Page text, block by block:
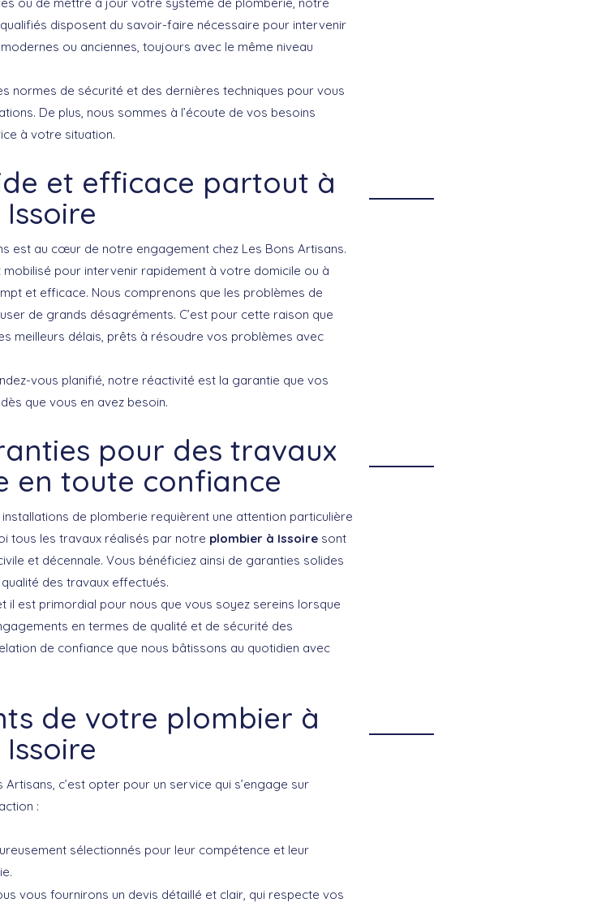
disposent du savoir-faire nécessaire pour intervenir
ou anciennes, toujours avec le même niveau
normes de sécurité et des dernières techniques pour vous
De plus, nous sommes à l’écoute de vos besoins
à votre situation.
et efficace partout à
Issoire
est au cœur de notre engagement chez Les Bons Artisans.
mobilisé pour intervenir rapidement à votre domicile ou à
et efficace. Nous comprenons que les problèmes de
de grands désagréments. C’est pour cette raison que
meilleurs délais, prêts à résoudre vos problèmes avec
vous planifié, notre réactivité est la garantie que vos
que vous en avez besoin.
pour des travaux
en toute confiance
de plomberie requièrent une attention particulière
tous les travaux réalisés par notre plombier à Issoire sont
et décennale. Vous bénéficiez ainsi de garanties solides
des travaux effectués.
il est primordial pour nous que vous soyez sereins lorsque
en termes de qualité et de sécurité des
de confiance que nous bâtissons au quotidien avec
de votre plombier à
Issoire
Artisans, c’est opter pour un service qui s’engage sur
:
sélectionnés pour leur compétence et leur
vous fournirons un devis détaillé et clair, qui respecte vos